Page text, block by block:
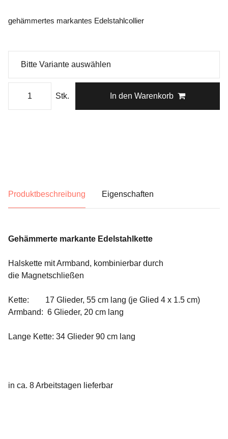
gehämmertes markantes Edelstahlcollier
Stk. In den Warenkorb
Produktbeschreibung Eigenschaften
Gehämmerte markante Edelstahlkette
Halskette mit Armband, kombinierbar durch
die Magnetschließen
Kette: 17 Glieder, 55 cm lang (je Glied 4 x 1.5 cm)
Armband: 6 Glieder, 20 cm lang
Lange Kette: 34 Glieder 90 cm lang
in ca. 8 Arbeitstagen lieferbar